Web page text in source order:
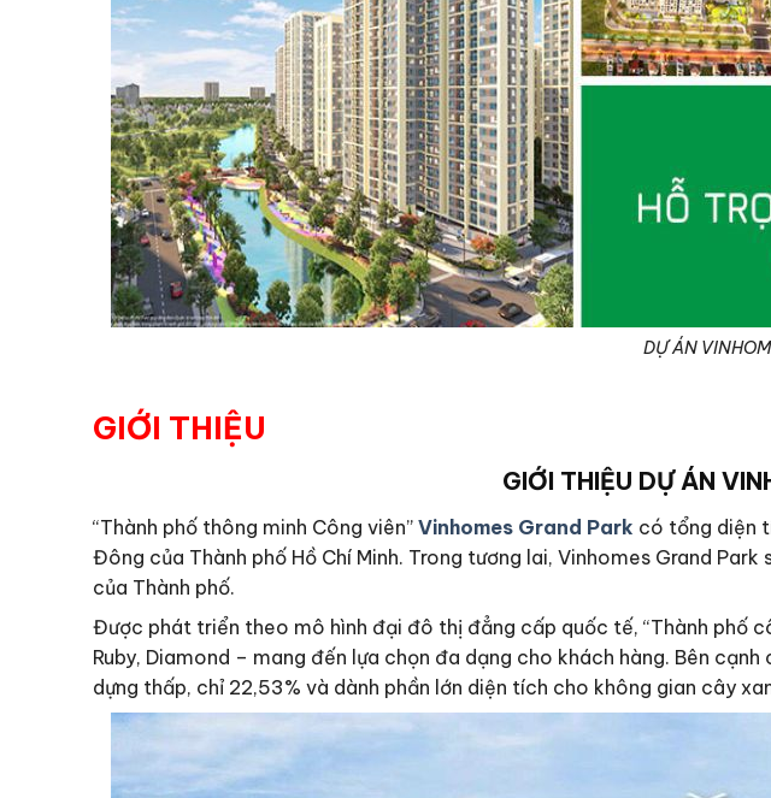
DỰ ÁN
GIỚI THIỆU
GIỚI THIỆU DỰ ÁN
“Thành phố thông minh Công viên” Vinhomes Grand Park có tổng diện
Đông của Thành phố Hồ Chí Minh. Trong tương lai, Vinhomes Grand
của Thành phố.
Được phát triển theo mô hình đại đô thị đẳng cấp quốc tế, “Thành phố
Ruby, Diamond – mang đến lựa chọn đa dạng cho khách hàng. Bên
dựng thấp, chỉ 22,53% và dành phần lớn diện tích cho không gian cây